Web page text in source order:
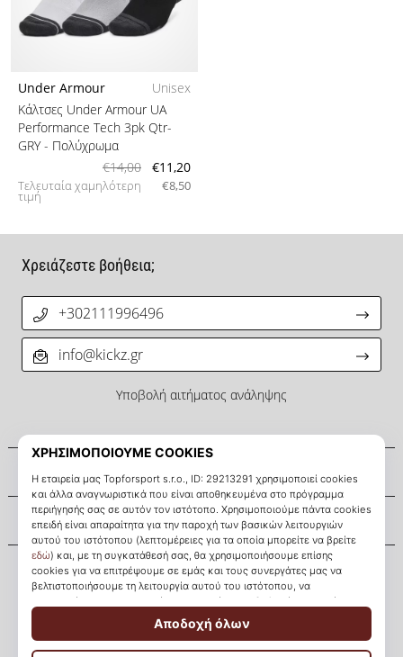
Under Armour
Unisex
Κάλτσες Under Armour UA
Performance Tech 3pk Qtr-
GRY- Πολύχρωμα
€14,00
€11,20
Τελευταία χαμηλότερη
τιμή
€8,50
KICKZ.gr
Σχετικά μ' εμάς
Εξυπηρέτηση πελατών
Χρειάζεστε βοήθεια;
+302111996496
info@kickz.gr
Υποβολή αιτήματος ανάληψης